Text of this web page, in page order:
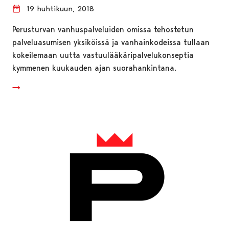
19 huhtikuun, 2018
Perusturvan vanhuspalveluiden omissa tehostetun
palveluasumisen yksiköissä ja vanhainkodeissa tullaan
kokeilemaan uutta vastuulääkäripalvelukonseptia
kymmenen kuukauden ajan suorahankintana.